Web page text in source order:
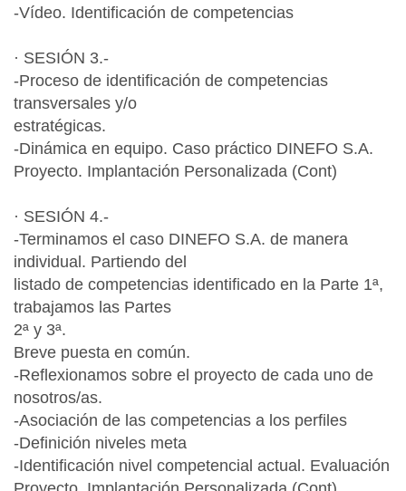
-Vídeo. Identificación de competencias
· SESIÓN 3.-
-Proceso de identificación de competencias
transversales y/o
estratégicas.
-Dinámica en equipo. Caso práctico DINEFO S.A.
Proyecto. Implantación Personalizada (Cont)
· SESIÓN 4.-
-Terminamos el caso DINEFO S.A. de manera
individual. Partiendo del
listado de competencias identificado en la Parte 1ª,
trabajamos las Partes
2ª y 3ª.
Breve puesta en común.
-Reflexionamos sobre el proyecto de cada uno de
nosotros/as.
-Asociación de las competencias a los perfiles
-Definición niveles meta
-Identificación nivel competencial actual. Evaluación